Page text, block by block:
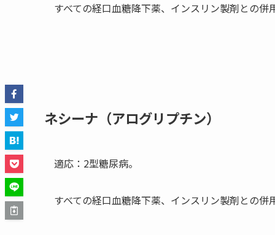
すべての経口血糖降下薬、インスリン製剤との併
ネシーナ（アログリプチン）
適応：2型糖尿病。
すべての経口血糖降下薬、インスリン製剤との併